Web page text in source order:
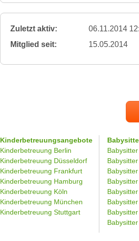
Zuletzt aktiv: 06.11.2014
Mitglied seit:
15.05.2014
Kinderbetreuungsangebote
Kinderbetreuung Berlin
Kinderbetreuung Düsseldorf
Kinderbetreuung Frankfurt
Kinderbetreuung Hamburg
Kinderbetreuung Köln
Kinderbetreuung München
Kinderbetreuung Stuttgart